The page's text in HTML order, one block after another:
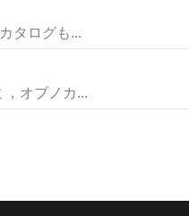
タログも...
オブノカ...